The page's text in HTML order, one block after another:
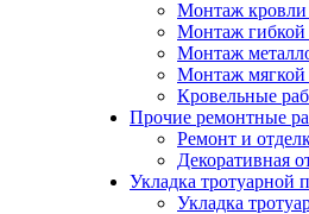
Монтаж кровли
Монтаж
Монтаж
Монтаж мягкой
Кровельные
Прочие ремонтные
Ремонт и
Декоративная
Укладка тротуарной
Укладка